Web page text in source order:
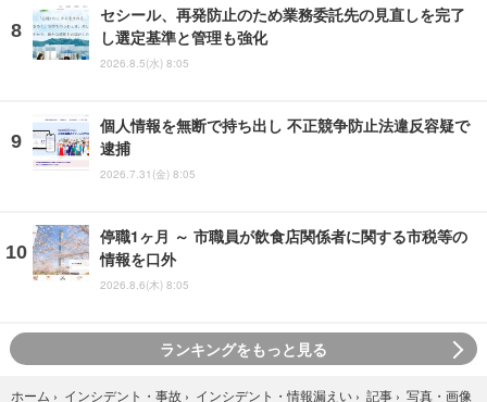
セシール、再発防止のため業務委託先の見直しを完了
し選定基準と管理も強化
2026.8.5(水) 8:05
個人情報を無断で持ち出し 不正競争防止法違反容疑で
逮捕
2026.7.31(金) 8:05
停職1ヶ月 ～ 市職員が飲食店関係者に関する市税等の
情報を口外
2026.8.6(木) 8:05
ランキングをもっと見る
ホーム › インシデント・事故 › インシデント・情報漏えい › 記事 › 写真・画像